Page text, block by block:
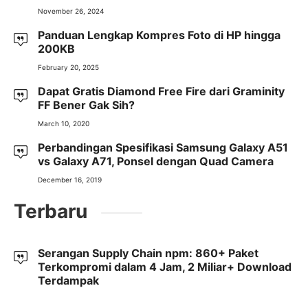
November 26, 2024
Panduan Lengkap Kompres Foto di HP hingga
200KB
February 20, 2025
Dapat Gratis Diamond Free Fire dari Graminity
FF Bener Gak Sih?
March 10, 2020
Perbandingan Spesifikasi Samsung Galaxy A51
vs Galaxy A71, Ponsel dengan Quad Camera
December 16, 2019
Terbaru
Serangan Supply Chain npm: 860+ Paket
Terkompromi dalam 4 Jam, 2 Miliar+ Download
Terdampak